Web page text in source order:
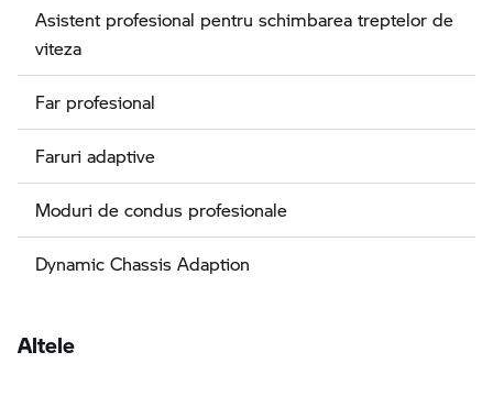
Asistent profesional pentru schimbarea treptelor de
viteza
Far profesional
Faruri adaptive
Moduri de condus profesionale
Dynamic Chassis Adaption
Altele